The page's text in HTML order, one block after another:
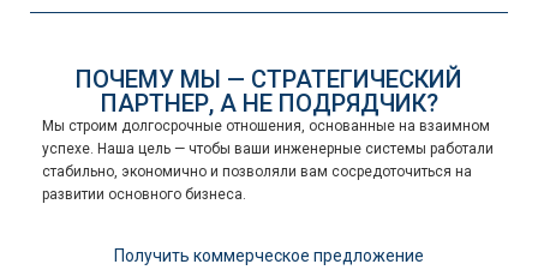
ПОЧЕМУ МЫ — СТРАТЕГИЧЕСКИЙ
ПАРТНЕР, А НЕ ПОДРЯДЧИК?
Мы строим долгосрочные отношения, основанные на взаимном
успехе. Наша цель — чтобы ваши инженерные системы работали
стабильно, экономично и позволяли вам сосредоточиться на
развитии основного бизнеса.
Получить коммерческое предложение